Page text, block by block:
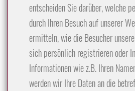
entscheiden Sie darüber, welche
durch Ihren Besuch auf unserer
ermitteln, wie die Besucher
sich persönlich registrieren oder
Informationen wie z.B. Ihren
werden wir Ihre Daten an die